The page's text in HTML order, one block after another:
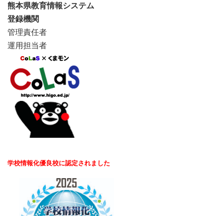
熊本県教育情報システム
登録機関
管理責任者
運用担当者
学校情報化優良校に認定されました